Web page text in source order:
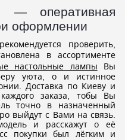
— оперативная
оформлении
проверить,
в ассортименте
настольные лампы Вы
уюта, о и истинное
Доставка по Киеву и
заказа, тобы Вы
точно в назначенный
выйдут с Вами на связь.
и расскажут о её
покупки был лёгким и